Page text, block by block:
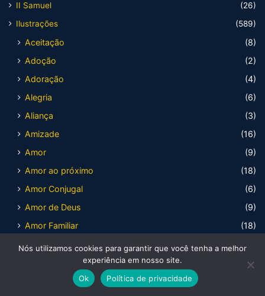
II Samuel
(26)
Ilustrações
(589)
Aceitação
(8)
Adoção
(2)
Adoração
(4)
Alegria
(6)
Aliança
(3)
Amizade
(16)
Amor
(9)
Amor ao próximo
(18)
Amor Conjugal
(6)
Amor de Deus
(9)
Amor Familiar
(18)
Amor Verdadeiro
(12)
Nós utilizamos cookies para garantir que você tenha a melhor
experiência em nosso site.
Ok
Política de privacidade